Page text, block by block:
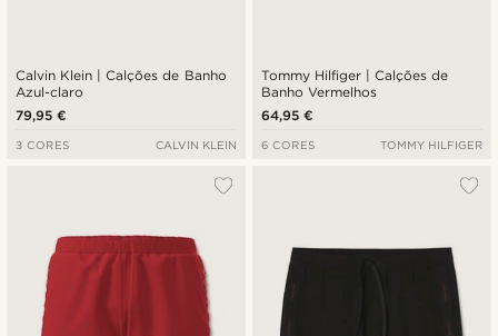
Calvin Klein | Calções de Banho
Azul-claro
79,95 €
3 CORES CALVIN KLEIN
Tommy Hilfiger | Calções de
Banho Vermelhos
64,95 €
6 CORES TOMMY HILFIGER